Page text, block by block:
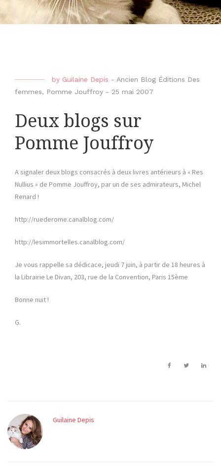
by Guilaine Depis - Ancien Blog Éditions Des
femmes, Pomme Jouffroy - 25 mai 2007
Deux blogs sur
Pomme Jouffroy
A signaler deux blogs consacrés à deux livres antérieurs à « Res
Nullius » de Pomme Jouffroy, par un de ses admirateurs, Michel
Renard !
http://ruederome.canalblog.com/
http://lesimmortelles.canalblog.com/
Je vous rappelle sa dédicace, jeudi 7 juin, à partir de 18 heures à
la Librairie Le Divan, 203, rue de la Convention, Paris 15ème
Bonne nuit !
G.
Guilaine Depis